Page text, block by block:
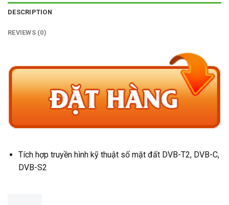
DESCRIPTION
REVIEWS (0)
Tích hợp truyền hình kỹ thuật số mặt đất DVB-T2, DVB-C,
DVB-S2